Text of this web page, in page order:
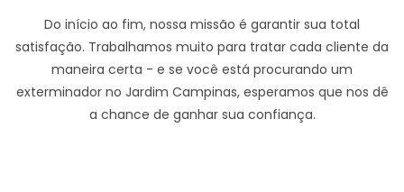
Do início ao fim, nossa missão é garantir sua total
satisfação. Trabalhamos muito para tratar cada cliente da
maneira certa - e se você está procurando um
exterminador no Jardim Campinas, esperamos que nos dê
a chance de ganhar sua confiança.